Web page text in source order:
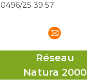
0496/25 39 57
E-
mail
Réseau
Natura 2000